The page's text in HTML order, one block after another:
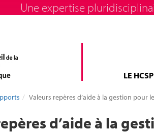
Une expertise
LE HCSP
Valeurs repères d’aide à la gestion pour
d’aide à la